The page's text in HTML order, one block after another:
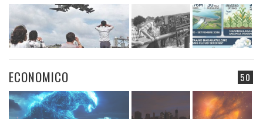
50
ECONOMICO